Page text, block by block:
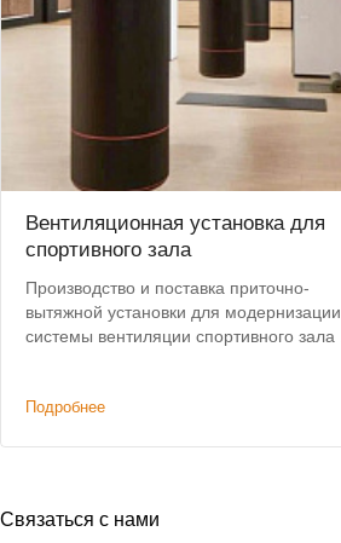
Вентиляционная установка для
спортивного зала
Производство и поставка приточно-
вытяжной установки для модернизации
системы вентиляции спортивного зала в
Подробнее
Связаться с нами